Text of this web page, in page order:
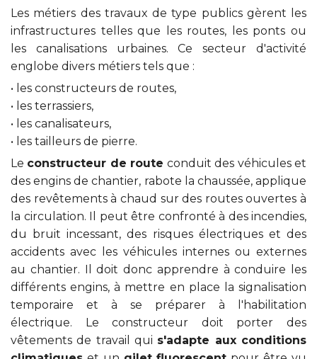
Les métiers des travaux de type publics gèrent les
infrastructures telles que les routes, les ponts ou
les canalisations urbaines. Ce secteur d'activité
englobe divers métiers tels que :
• les constructeurs de routes,
• les terrassiers,
• les canalisateurs,
• les tailleurs de pierre.
Le constructeur de route conduit des véhicules et
des engins de chantier, rabote la chaussée, applique
des revêtements à chaud sur des routes ouvertes à
la circulation. Il peut être confronté à des incendies,
du bruit incessant, des risques électriques et des
accidents avec les véhicules internes ou externes
au chantier. Il doit donc apprendre à conduire les
différents engins, à mettre en place la signalisation
temporaire et à se préparer à l'habilitation
électrique. Le constructeur doit porter des
vêtements de travail qui s'adapte aux conditions